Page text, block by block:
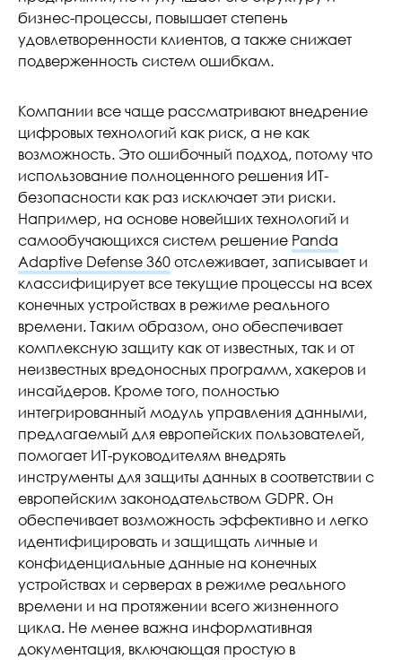
бизнес-процессы, повышает степень
удовлетворенности клиентов, а также снижает
подверженность систем ошибкам.
Компании все чаще рассматривают внедрение
цифровых технологий как риск, а не как
возможность. Это ошибочный подход, потому что
использование полноценного решения ИТ-
безопасности как раз исключает эти риски.
Например, на основе новейших технологий и
самообучающихся систем решение Panda
Adaptive Defense 360 отслеживает, записывает и
классифицирует все текущие процессы на всех
конечных устройствах в режиме реального
времени. Таким образом, оно обеспечивает
комплексную защиту как от известных, так и от
неизвестных вредоносных программ, хакеров и
инсайдеров. Кроме того, полностью
интегрированный модуль управления данными,
предлагаемый для европейских пользователей,
помогает ИТ-руководителям внедрять
инструменты для защиты данных в соответствии с
европейским законодательством GDPR. Он
обеспечивает возможность эффективно и легко
идентифицировать и защищать личные и
конфиденциальные данные на конечных
устройствах и серверах в режиме реального
времени и на протяжении всего жизненного
цикла. Не менее важна информативная
документация, включающая простую в